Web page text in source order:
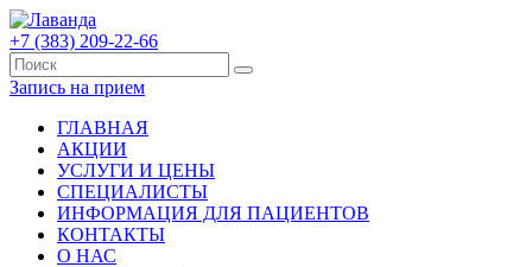
+7 (383) 209-22-66
Запись на прием
ГЛАВНАЯ
АКЦИИ
УСЛУГИ И ЦЕНЫ
СПЕЦИАЛИСТЫ
ИНФОРМАЦИЯ ДЛЯ ПАЦИЕНТОВ
КОНТАКТЫ
О НАС